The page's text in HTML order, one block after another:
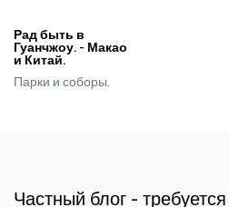
Рад быть в
Гуанчжоу. - Макао
и Китай.
Парки и соборы.
Частный блог -